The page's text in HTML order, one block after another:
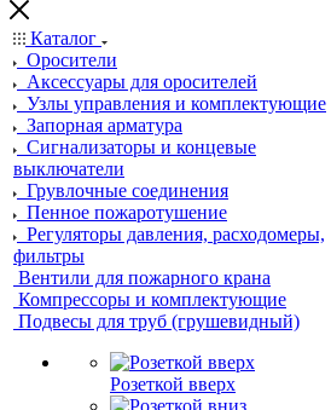
Каталог
Оросители
Аксессуары для оросителей
Узлы управления и комплектующие
Запорная арматура
Сигнализаторы и концевые
выключатели
Грувлочные соединения
Пенное пожаротушение
Регуляторы давления, расходомеры,
фильтры
Вентили для пожарного крана
Компрессоры и комплектующие
Подвесы для труб (грушевидный)
Розеткой вверх